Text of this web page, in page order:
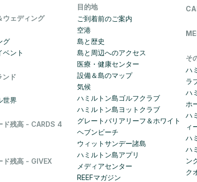
ウェディング
グ
ベント
ンド
世界
ド残高 - CARDS 4
ド残高 - GIVEX
目的地
ご到着前のご案内
空港
島と歴史
島と周辺へのアクセス
医療・健康センター
設備＆島のマップ
気候
ハミルトン島ゴルフクラブ
ハミルトン島ヨットクラブ
グレートバリアリーフ＆ホワイト
ヘブンビーチ
ウィットサンデー諸島
ハミルトン島アプリ
メディアセンター
REEFマガジン
そ
ハ
ラ
ハ
ホ
ハ
ィ
ハ
ハ
ン
ク